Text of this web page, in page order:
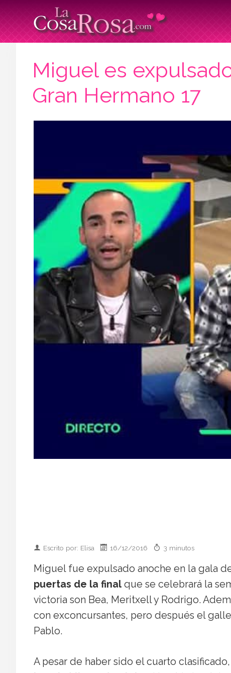
Miguel es
Gran Hermano 17
Escrito por: Elisa 16/12/2016 3 minutos
Miguel fue expulsado anoche en la gala
puertas de la final que se celebrará la
victoria son Bea, Meritxell y Rodrigo.
con exconcursantes, pero después el
Pablo.
A pesar de haber sido el cuarto clasificado,